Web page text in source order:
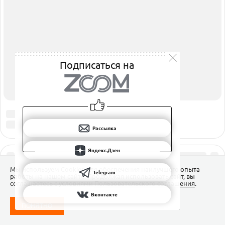
TELEGRAM
Подписаться на
Рассылка
Яндекс.Дзен
Telegram
Вконтакте
Мы используем Сookies для обеспечения наилучшего опыта
работы на нашем сайте. Продолжая использовать сайт, вы
соглашаетесь с условиямиПользовательского соглашения.
ПОНЯТНО